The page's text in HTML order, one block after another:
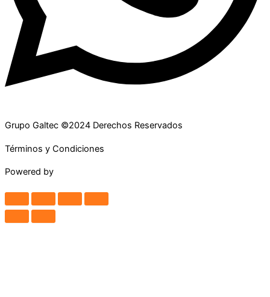
Grupo Galtec ©2024 Derechos Reservados
Términos y Condiciones
Powered by